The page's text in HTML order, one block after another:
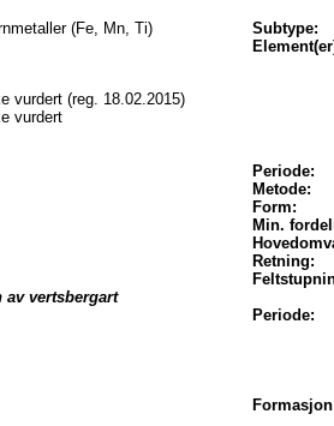
(Fe, Mn, Ti)
Subtype:
vurdert (reg. 18.02.2015)
vurdert
Periode:
Metode:
Form:
Min.
Retning:
vertsbergart
Periode: